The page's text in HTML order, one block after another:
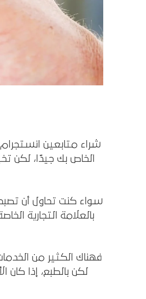
شراء متابعين
سواء كنت تحاول أن
بالعلامة التجارية
لكن بالطبع، إذا كان